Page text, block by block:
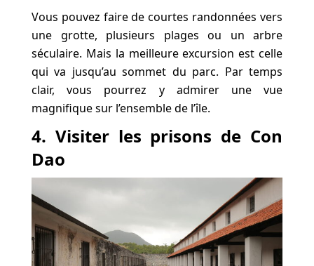
Vous pouvez faire de courtes randonnées vers
une grotte, plusieurs plages ou un arbre
séculaire. Mais la meilleure excursion est celle
qui va jusqu’au sommet du parc. Par temps
clair, vous pourrez y admirer une vue
magnifique sur l’ensemble de l’île.
4. Visiter les prisons de Con
Dao